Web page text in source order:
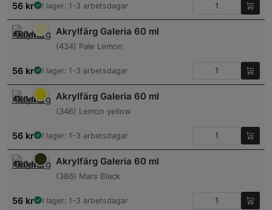
56 kr I lager: 1-3 arbetsdagar
Akrylfärg Galeria 60 ml
(434) Pale Lemon
56 kr I lager: 1-3 arbetsdagar
Akrylfärg Galeria 60 ml
(346) Lemon yellow
56 kr I lager: 1-3 arbetsdagar
Akrylfärg Galeria 60 ml
(386) Mars Black
56 kr I lager: 1-3 arbetsdagar